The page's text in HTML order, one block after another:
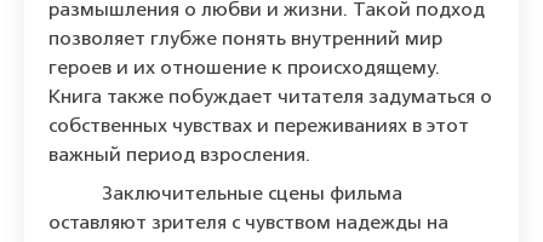
размышления о любви и жизни. Такой подход
позволяет глубже понять внутренний мир
героев и их отношение к происходящему.
Книга также побуждает читателя задуматься о
собственных чувствах и переживаниях в этот
важный период взросления.
Заключительные сцены фильма
оставляют зрителя с чувством надежды на